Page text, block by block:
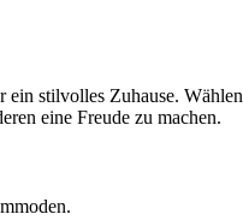
ein stilvolles Zuhause. Wählen
eine Freude zu machen.